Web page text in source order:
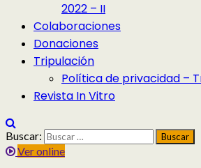
2022 – II
Colaboraciones
Donaciones
Tripulación
Política de privacidad –
Revista In Vitro
Buscar:
Ver online